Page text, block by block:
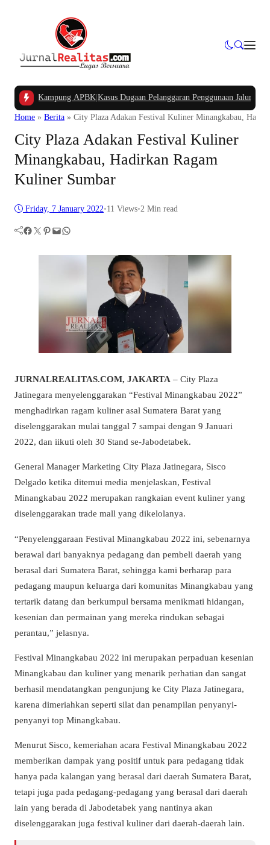
Kampung APBK|Kasus Dugaan Pelanggaran Penggunaan Jalur Utilitas
Home » Berita » City Plaza Adakan Festival Kuliner Minangkabau,
City Plaza Adakan Festival Kuliner
Minangkabau, Hadirkan Ragam
Kuliner Sumbar
Friday, 7 January 2022•11 Views•2 Min read
Facebook Twitter Pinterest Mail WhatsApp
JURNALREALITAS.COM, JAKARTA – City Plaza
Jatinegara menyelenggarakan “Festival Minangkabau 2022”
menghadirkan ragam kuliner asal Sumatera Barat yang
diselenggarakan mulai tanggal 7 sampai dengan 9 Januari
2022, dan iikuti oleh 30 Stand se-Jabodetabek.
General Manager Marketing City Plaza Jatinegara, Sisco
Delgado ketika ditemui media menjelaskan, Festival
Minangkabau 2022 merupakan rangkaian event kuliner yang
diselenggarakan trade mall yang dikelolanya.
“Penyelenggaraan Festival Minangkabau 2022 ini, sebenarnya
berawal dari banyaknya pedagang dan pembeli daerah yang
berasal dari Sumatera Barat, sehingga kami berharap para
pedagang maupun keluarga dari komunitas Minangkabau yang
tertarik datang dan berkumpul bersama menikmati hidangan,
kesenian dan permainan yang mereka rindukan sebagai
perantau,” jelasnya.
Festival Minangkabau 2022 ini merupakan perpaduan kesenian
Minangkabau dan kuliner yang menarik perhatian dan sangat
berhasil mendatangkan pengunjung ke City Plaza Jatinegara,
karena dimeriahkan seperti silat dan penampilan penyanyi-
penyanyi top Minangkabau.
Menurut Sisco, kemeriahan acara Festival Minangkabau 2022
memberikan dampak yang positif untuk para pedagang tidak
hanya pada kalangan yang berasal dari daerah Sumatera Barat,
tetapi juga pada pedagang-pedagang yang berasal dari daerah
lain yang berada di Jabodetabek yang nantinya akan
diselenggarakan juga festival kuliner dari daerah-daerah lain.